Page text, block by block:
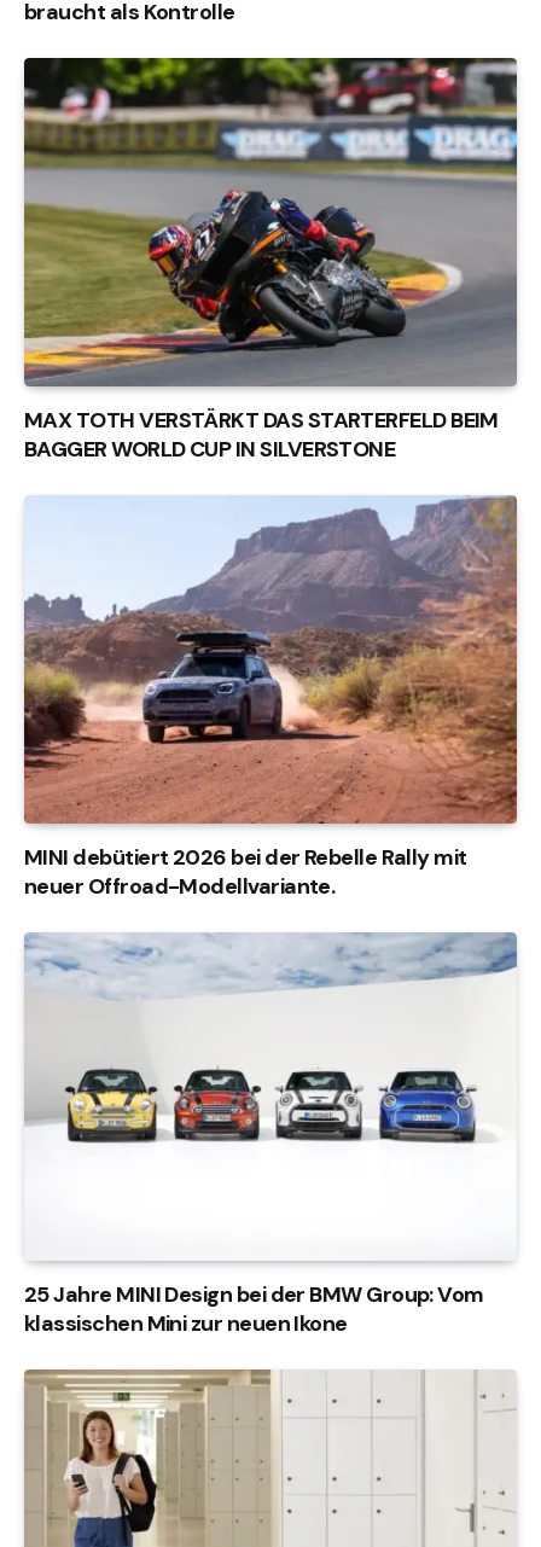
braucht als Kontrolle
MAX TOTH VERSTÄRKT DAS STARTERFELD BEIM
BAGGER WORLD CUP IN SILVERSTONE
MINI debütiert 2026 bei der Rebelle Rally mit
neuer Offroad-Modellvariante.
25 Jahre MINI Design bei der BMW Group: Vom
klassischen Mini zur neuen Ikone